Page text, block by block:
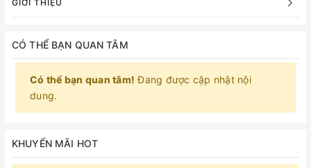
GIỚI THIỆU
CÓ THỂ BẠN QUAN TÂM
Có thể bạn quan tâm! Đang được cập nhật nội
dung.
KHUYẾN MÃI HOT